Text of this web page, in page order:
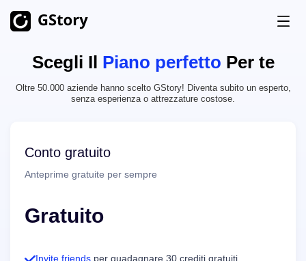
Prodotto
Generazione AI
Generatore video AI Illimitato
Traduttore video
Crediti Gratuiti
Scegli Il Piano perfetto Per te
Oltre 50.000 aziende hanno scelto GStory! Diventa subito un esperto,
senza esperienza o attrezzature costose.
Conto gratuito
Anteprime gratuite per sempre
Gratuito
Invite friends per guadagnare 30 crediti gratuiti